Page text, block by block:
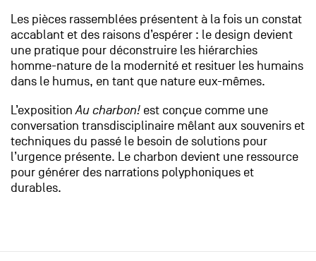
Les pièces rassemblées présentent à la fois un constat
accablant et des raisons d’espérer : le design devient
une pratique pour déconstruire les hiérarchies
homme-nature de la modernité et resituer les humains
dans le humus, en tant que nature eux-mêmes.
L’expositionAu charbon! est conçue comme une
conversation transdisciplinaire mêlant aux souvenirs et
techniques du passé le besoin de solutions pour
l’urgence présente. Le charbon devient une ressource
pour générer des narrations polyphoniques et
durables.